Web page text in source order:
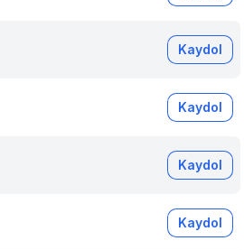
Kaydol
Kaydol
Kaydol
Kaydol